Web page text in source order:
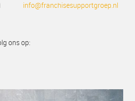
info@franchisesupportgroep.nl
ons op: